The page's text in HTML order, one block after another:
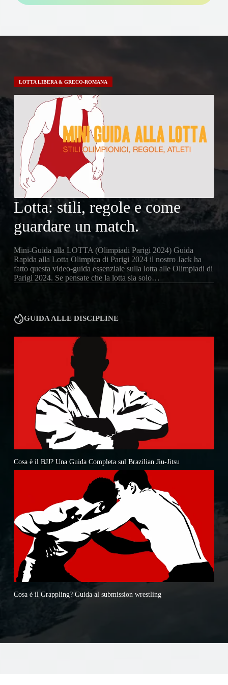
LOTTA LIBERA & GRECO-ROMANA
Lotta: stili, regole e come
guardare un match.
Mini-Guida alla LOTTA (Olimpiadi Parigi 2024) Guida
Rapida alla Lotta Olimpica di Parigi 2024 il nostro Jack ha
fatto questa video-guida essenziale sulla lotta alle Olimpiadi di
Parigi 2024. Se pensate che la lotta sia solo…
GUIDA ALLE DISCIPLINE
Cosa è il BJJ? Una Guida Completa sul Brazilian Jiu-Jitsu
Cosa è il Grappling? Guida al submission wrestling